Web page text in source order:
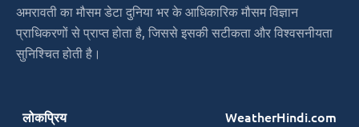
अमरावती का मौसम डेटा दुनिया भर के आधिकारिक मौसम विज्ञान
प्राधिकरणों से प्राप्त होता है, जिससे इसकी सटीकता और विश्वसनीयता
सुनिश्चित होती है।
लोकप्रिय WeatherHindi.com